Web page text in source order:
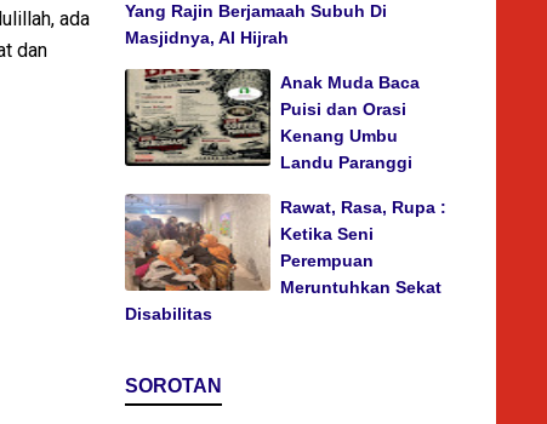
ada
dan
Yang Rajin Berjamaah Subuh Di
Masjidnya, Al Hijrah
Anak Muda Baca
Puisi dan Orasi
Kenang Umbu
Landu Paranggi
Rawat, Rasa, Rupa :
Ketika Seni
Perempuan
Meruntuhkan Sekat
Disabilitas
SOROTAN